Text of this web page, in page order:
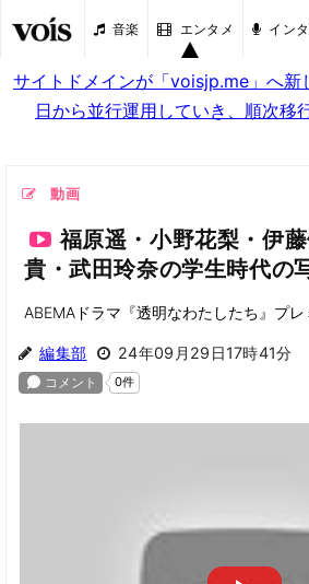
音楽 エンタメ イン
サイトドメインが「voisjp.me」へ新
日から並行運用していき、順次移
動画
福原遥・小野花梨・伊
貴・武田玲奈の学生時代の
ABEMAドラマ『透明なわたしたち』プレ
編集部 24年09月29日17時41分